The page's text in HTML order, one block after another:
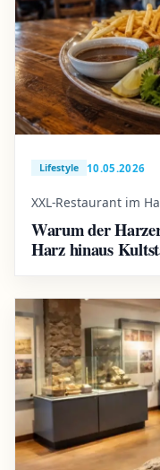
Lifestyle 10.05.2026
XXL-Restaurant im
Warum der
Harz hinaus